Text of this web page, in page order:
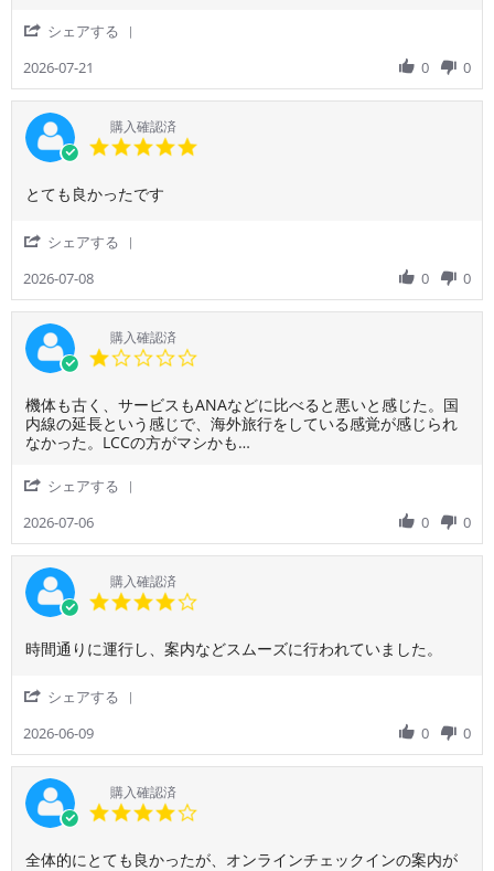
い
作
業
あ
り
ま
し
が
れ
て
ま
え
ば
空
港
着
い
て
か
ら
が
て
も
ス
ム
ー
で
良
と
い
ま
す。
サ
ー
ビ
ス
利
用
者
on
21
Jul
2026
か
た
あ
ま
せ
ん
が、
内
が
好
に
合
い
ま
せ
で
し
た。
の
り
か
シェアする
by
ご
利
用
者
on
2026-07-21 0 0
購入確認済
Review
ご
利
者
様
on
8
Jul
review
と
て
良
か
っ
た
で
とても良かったです
シェアする
by
ご
利
用
者
on
8
Jul
2026-07-08 0 0
購入確認済
Review
by
ご
用
者
様
6
Jul
2026
review
stating
機
も
古
く、
ー
ビ
ス
も
な
に
比
る
と
悪
い
と
じ
機体も古く、サービスもANAなどに比べると悪いと感じた。国
内線の延長という感じで、海外旅行をしている感覚が感じられ
なかった。LCCの方がマシかも…
シェアする
by
ご
利
用
者
on
2026-07-06 0 0
購入確認済
Review
ご
利
者
様
on
9
Jun
review
時
間
り
に
運
行
し、
内
時間通りに運行し、案内などスムーズに行われていました。
シェアする
by
ご
利
用
者
on
2026-06-09 0 0
購入確認済
Review
review
全体的にとても良かったが、オンラインチェックインの案内が